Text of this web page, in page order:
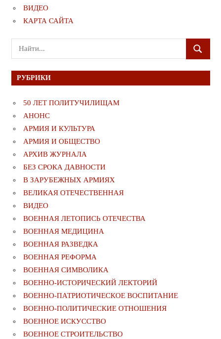
ВИДЕО
КАРТА САЙТА
Поиск
для:
ПОИСК
РУБРИКИ
50 ЛЕТ ПОЛИТУЧИЛИЩАМ
АНОНС
АРМИЯ И КУЛЬТУРА
АРМИЯ И ОБЩЕСТВО
АРХИВ ЖУРНАЛА
БЕЗ СРОКА ДАВНОСТИ
В ЗАРУБЕЖНЫХ АРМИЯХ
ВЕЛИКАЯ ОТЕЧЕСТВЕННАЯ
ВИДЕО
ВОЕННАЯ ЛЕТОПИСЬ ОТЕЧЕСТВА
ВОЕННАЯ МЕДИЦИНА
ВОЕННАЯ РАЗВЕДКА
ВОЕННАЯ РЕФОРМА
ВОЕННАЯ СИМВОЛИКА
ВОЕННО-ИСТОРИЧЕСКИЙ ЛЕКТОРИЙ
ВОЕННО-ПАТРИОТИЧЕСКОЕ ВОСПИТАНИЕ
ВОЕННО-ПОЛИТИЧЕСКИE ОТНОШЕНИЯ
ВОЕННОЕ ИСКУССТВО
ВОЕННОЕ СТРОИТЕЛЬСТВО